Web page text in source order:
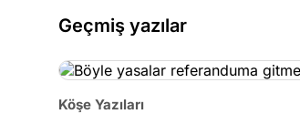
Geçmiş yazılar
Köşe Yazıları